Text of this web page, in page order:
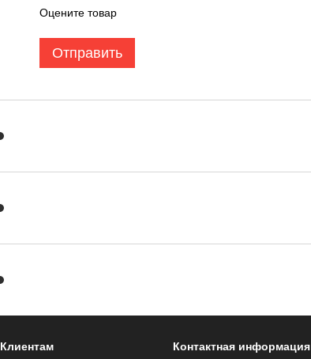
Оцените товар
Отправить
Клиентам Контактная информация